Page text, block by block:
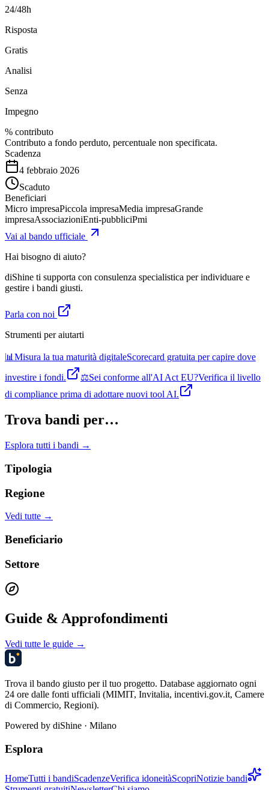
24/48h
Risposta
Gratis
Analisi
Senza
Impegno
% contributo
Contributo a fondo perduto, percentuale non specificata.
Scadenza
4 febbraio 2026
Scaduto
Beneficiari
Micro impresaPiccola impresaMedia impresaGrande
impresaAssociazioniEnti-pubbliciPmi
Vai al bando ufficiale
Hai bisogno di aiuto?
diShine ti supporta con consulenza specialistica per individuare e
gestire i bandi giusti.
Parla con noi
Strumenti per aiutarti
📊 Misura la tua maturità digitaleScorecard gratuita per capire dove
investire i fondi.
⚖️Sei conforme all'AI Act EU?Verifica il livello
di compliance prima di adottare nuovi tool AI.
Trova bandi per…
Esplora tutti i bandi →
Tipologia
Regione
Vedi tutte →
Beneficiario
Settore
Guide & Approfondimenti
Vedi tutte le guide →
Trova il bando giusto per il tuo progetto. Database aggiornato ogni
24 ore dalle fonti ufficiali (MIMIT, Invitalia, incentivi.gov.it, Camere
di Commercio, Regioni).
Powered by diShine · Milano
Esplora
HomeTutti i bandiScadenzeVerifica idoneitàScopriNotizie bandi